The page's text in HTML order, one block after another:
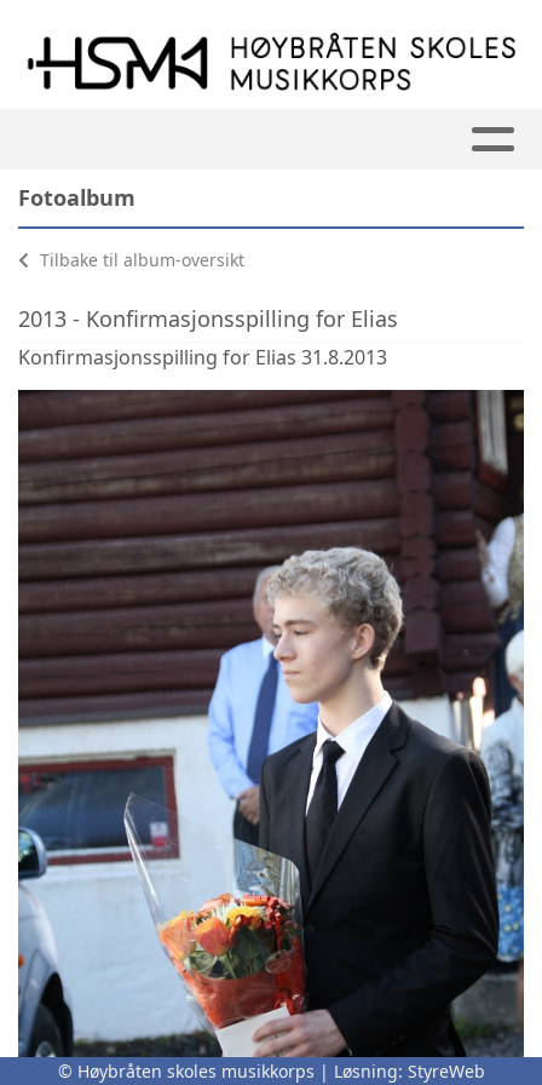
Fotoalbum
Tilbake til album-oversikt
2013 - Konfirmasjonsspilling for Elias
Konfirmasjonsspilling for Elias 31.8.2013
© Høybråten skoles musikkorps | Løsning: StyreWeb